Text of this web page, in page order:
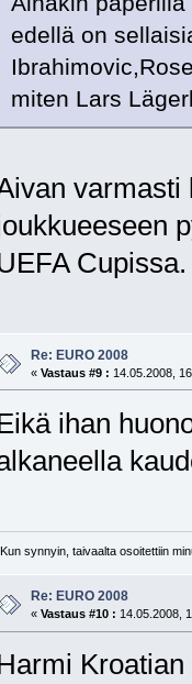
edellä on
miten Lars
varmasti
Cupissa.
Re: EURO 2008
« Vastaus #9 : 14.05.2008,
ihan
synnyin, taivaalta osoitettiin
Re: EURO 2008
« Vastaus #10 : 14.05.2008,